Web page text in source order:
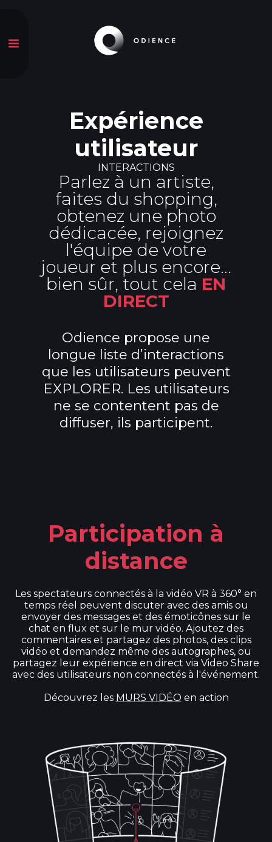
Expérience
utilisateur
INTERACTIONS
Parlez à un artiste,
faites du shopping,
obtenez une photo
dédicacée, rejoignez
l'équipe de votre
joueur et plus encore...
bien sûr, tout cela EN
DIRECT
Odience propose une
longue liste d’interactions
que les utilisateurs peuvent
EXPLORER. Les utilisateurs
ne se contentent pas de
diffuser, ils participent.
Participation à
distance
Les spectateurs connectés à la vidéo VR à 360° en
temps réel peuvent discuter avec des amis ou
envoyer des messages et des émoticônes sur le
chat en flux et sur le mur vidéo. Ajoutez des
commentaires et partagez des photos, des clips
vidéo et demandez même des autographes, ou
partagez leur expérience en direct via Video Share
avec des utilisateurs non connectés à l'événement.
Découvrez les MURS VIDÉO en action ​